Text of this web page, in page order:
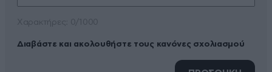
Διαβάστε και ακολουθήστε τους κανόνες σχολιασμού